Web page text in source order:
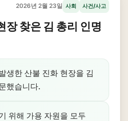
2026년 2월 23일 사회 사건/사고
장 찾은 김 총리 인명
생한 산불 진화 현장을 김
했습니다.
위해 가용 자원을 모두